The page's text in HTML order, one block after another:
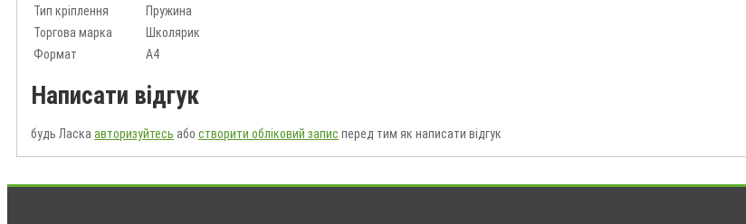
Тип кріплення
Пружина
Торгова марка
Школярик
Формат
А4
Написати відгук
будь Ласка авторизуйтесь або створити обліковий запис перед тим як написати відгук